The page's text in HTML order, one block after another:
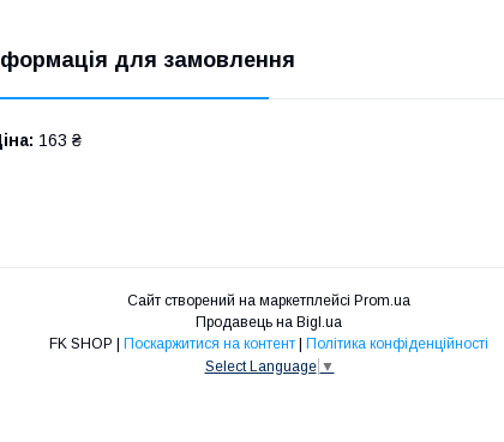
для замовлення
163 ₴
Сайт створений на маркетплейсі Prom.ua
Продавець на Bigl.ua
FK SHOP | Поскаржитися на контент | Політика конфіденційності
Select Language ▼